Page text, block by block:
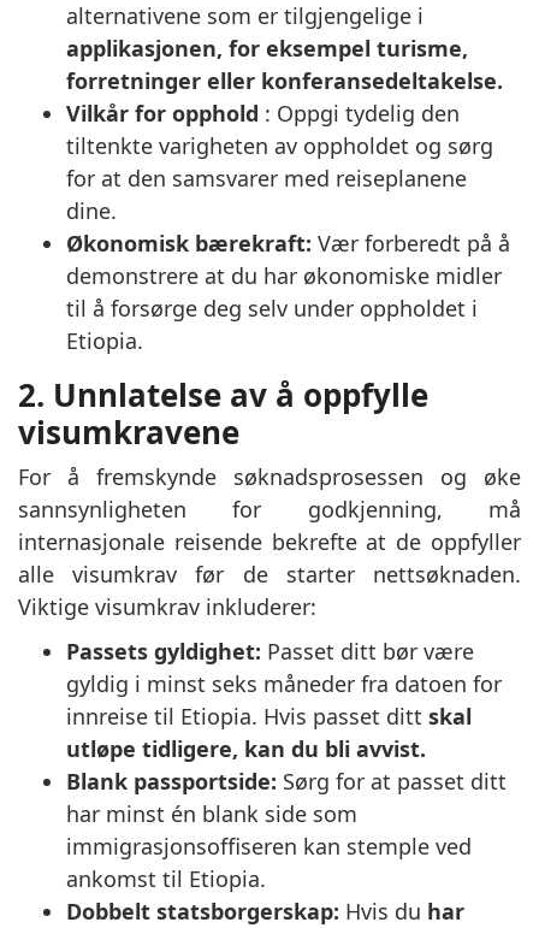
alternativene som er tilgjengelige i
applikasjonen, for eksempel turisme,
forretninger eller konferansedeltakelse.
Vilkår for opphold : Oppgi tydelig den
tiltenkte varigheten av oppholdet og sørg
for at den samsvarer med reiseplanene
dine.
Økonomisk bærekraft: Vær forberedt på å
demonstrere at du har økonomiske midler
til å forsørge deg selv under oppholdet i
Etiopia.
2. Unnlatelse av å oppfylle
visumkravene
For å fremskynde søknadsprosessen og øke
sannsynligheten for godkjenning, må
internasjonale reisende bekrefte at de oppfyller
alle visumkrav før de starter nettsøknaden.
Viktige visumkrav inkluderer:
Passets gyldighet: Passet ditt bør være
gyldig i minst seks måneder fra datoen for
innreise til Etiopia. Hvis passet ditt skal
utløpe tidligere, kan du bli avvist.
Blank passportside: Sørg for at passet ditt
har minst én blank side som
immigrasjonsoffiseren kan stemple ved
ankomst til Etiopia.
Dobbelt statsborgerskap: Hvis du har